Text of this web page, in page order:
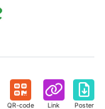
QR-code Link Poster